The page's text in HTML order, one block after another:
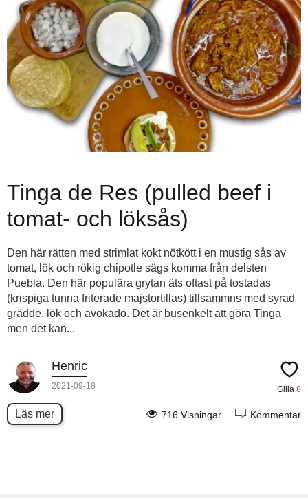
Tinga de Res (pulled beef i
tomat- och löksås)
Den här rätten med strimlat kokt nötkött i en mustig sås av
tomat, lök och rökig chipotle sägs komma från delsten
Puebla. Den här populära grytan äts oftast på tostadas
(krispiga tunna friterade majstortillas) tillsammns med syrad
grädde, lök och avokado. Det är busenkelt att göra Tinga
men det kan...
Henric
2021-09-18 Gilla 8
Läs mer Kommentar
716 Visningar